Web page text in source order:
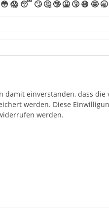
😳 😱 😴 🙄 🤔 🤥 🤮 🤧 😷 🤩 🥱
einverstanden, dass die
werden. Diese
werden.